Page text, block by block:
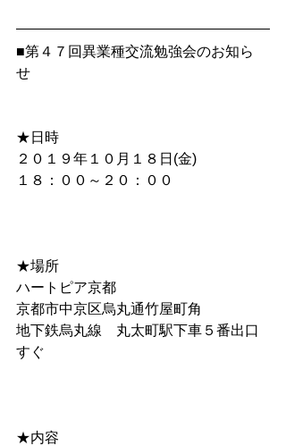
■第４７回異業種交流勉強会のお知ら
せ
★日時
２０１９年１０月１８日(金)
１８：００～２０：００
★場所
ハートピア京都
京都市中京区烏丸通竹屋町角
地下鉄烏丸線　丸太町駅下車５番出口
すぐ
★内容